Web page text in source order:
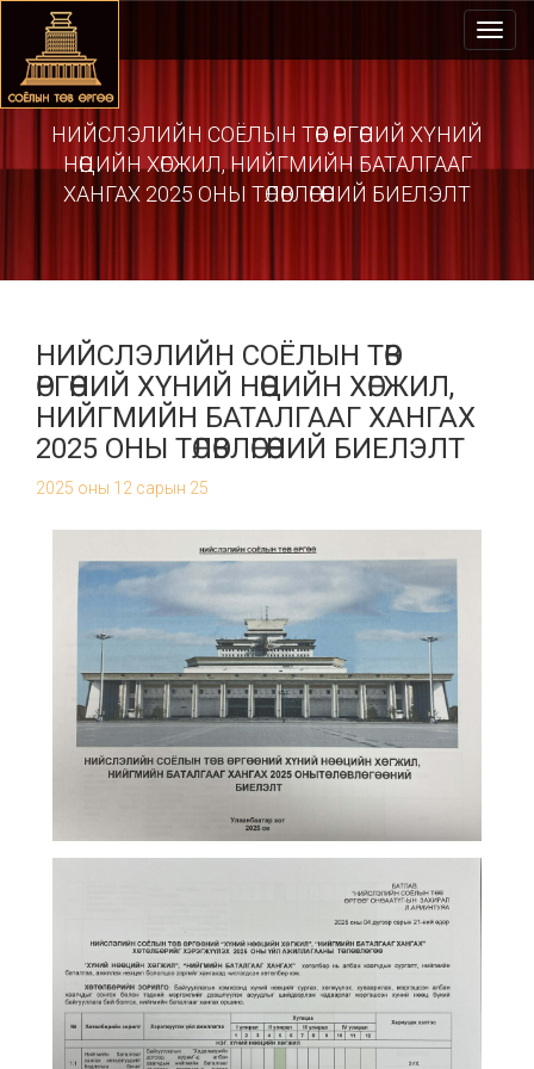
НИЙСЛЭЛИЙН СОЁЛЫН ТӨВ ӨРГӨӨНИЙ ХҮНИЙ
НӨӨЦИЙН ХӨГЖИЛ, НИЙГМИЙН БАТАЛГААГ
ХАНГАХ 2025 ОНЫ ТӨЛӨВЛӨГӨӨНИЙ БИЕЛЭЛТ
НИЙСЛЭЛИЙН СОЁЛЫН ТӨВ
ӨРГӨӨНИЙ ХҮНИЙ НӨӨЦИЙН ХӨГЖИЛ,
НИЙГМИЙН БАТАЛГААГ ХАНГАХ
2025 ОНЫ ТӨЛӨВЛӨГӨӨНИЙ БИЕЛЭЛТ
2025 оны 12 сарын 25